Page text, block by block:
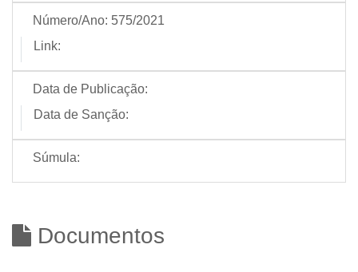
Número/Ano: 575/2021
Link:
Data de Publicação:
Data de Sanção:
Súmula:
Documentos